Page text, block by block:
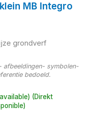
MB Integro
grondverf
afbeeldingen- symbolen-
bedoeld.
(Direkt